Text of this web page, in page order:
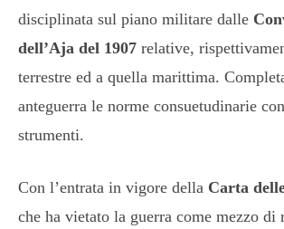
disciplinata sul piano militare dalle
dell’Aja del 1907 relative,
terrestre ed a quella marittima.
anteguerra le norme consuetudinarie
strumenti.
Con l’entrata in vigore della Carta
che ha vietato la guerra come mezzo di